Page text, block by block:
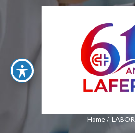
Home/